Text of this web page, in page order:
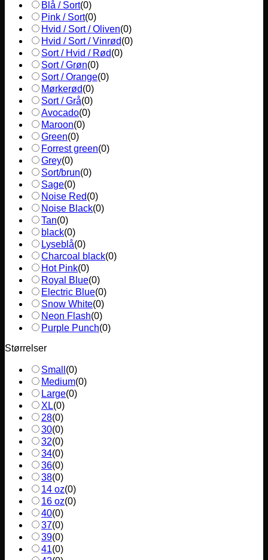
Blå / Sort(0)
Pink / Sort(0)
Hvid / Sort / Oliven(0)
Hvid / Sort / Vinrød(0)
Sort / Hvid / Rød(0)
Sort / Grøn(0)
Sort / Orange(0)
Mørkerød(0)
Sort / Grå(0)
Avocado(0)
Maroon(0)
Green(0)
Forrest green(0)
Grey(0)
Sort/brun(0)
Sage(0)
Noise Red(0)
Noise Black(0)
Tan(0)
black(0)
Lyseblå(0)
Charcoal black(0)
Hot Pink(0)
Royal Blue(0)
Electric Blue(0)
Snow White(0)
Neon Flash(0)
Purple Punch(0)
Størrelser
Small (0)
Medium(0)
Large(0)
XL(0)
28(0)
30(0)
32(0)
34(0)
36(0)
38(0)
14 oz(0)
16 oz(0)
40(0)
37(0)
39(0)
41(0)